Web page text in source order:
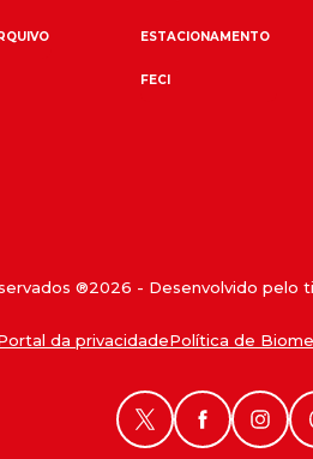
ESTACIONAMENTO
FECI
®2026 - Desenvolvido pelo
da privacidadePolítica de